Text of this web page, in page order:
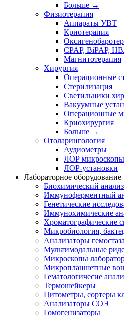
Больше →
Физиотерапия
Аппараты УВТ
Криотерапия
CPAP, BiPAP,
Магнитотерапия
Хирургия
Операционные
Стерилизация
Светильники
Вакуумные
Операционные
Криохирургия
Больше →
Отоларингология
Аудиометры
ЛОР
ЛОР-установки
Лабораторное оборудование
Биохимический анализ
Иммуноферментный
Генетические
Иммунохимические
Хроматографические
Микробиология,
Анализаторы гемостаза
Мультимодальные
Микроскопы
Микропланшетные
Гематологичесие
Термошейкеры
Цитометры, сортеры
Анализаторы СОЭ
Гомогенизаторы